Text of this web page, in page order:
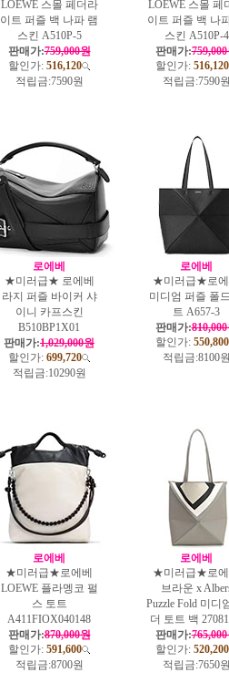
LOEWE 스몰 페더라
이트 퍼즐 백 나파 램
스킨 A510P-5
판매가:759,000원
할인가: 516,120
적립금:7590원
LOEWE 스몰 페
이트 퍼즐 백 나
스킨 A510P-4
판매가:
할인가: 516,120
적립금:7590
로에베
★미러급★ 로에베
라지 퍼즐 바이커 샤
이니 카프스킨
B510BP1X01
판매가:1,029,000원
할인가: 699,720
적립금:10290원
로에베
★미러급★로
미디엄 퍼즐 폴
트 A657-3
판매가:
할인가: 550,800
적립금:8100
로에베
★미러급★로에베
LOEWE 플라멩코 펄
스 토트
A411FIOX040148
판매가:870,000원
할인가: 591,600
적립금:8700원
로에베
★미러급★로
브라운 x
Puzzle Fold 미디
더 토트 백
판매가:
할인가: 520,200
적립금:7650